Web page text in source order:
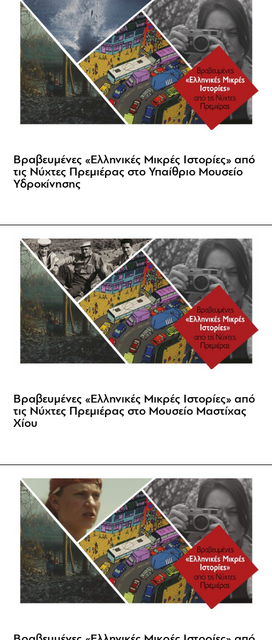
Βραβευμένες «Ελληνικές Μικρές Ιστορίες» από
τις Νύχτες Πρεμιέρας στο Υπαίθριο Μουσείο
Υδροκίνησης
Βραβευμένες «Ελληνικές Μικρές Ιστορίες» από
τις Νύχτες Πρεμιέρας στο Μουσείο Μαστίχας
Χίου